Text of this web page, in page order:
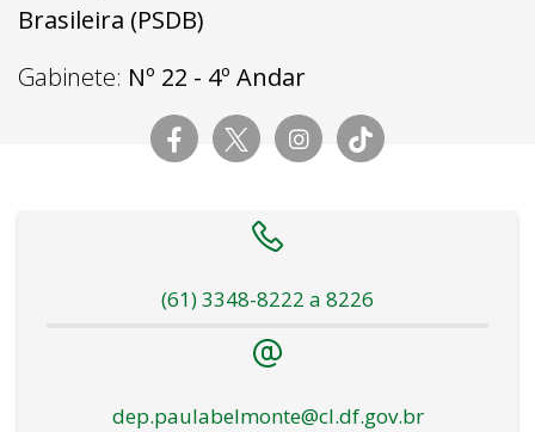
Brasileira (PSDB)
Gabinete: Nº 22 - 4º Andar
(61) 3348-8222 a 8226
dep.paulabelmonte@cl.df.gov.br